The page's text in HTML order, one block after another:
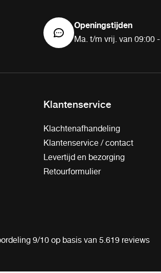
Openingstijden
Ma. t/m vrij. van 09:00
Klantenservice
Klachtenafhandeling
Klantenservice / contact
Levertijd en bezorging
Retourformulier
9/10 op basis van 5.619 reviews